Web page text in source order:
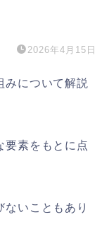
2026年4月15日
みについて解説
要素をもとに点
いこともあり